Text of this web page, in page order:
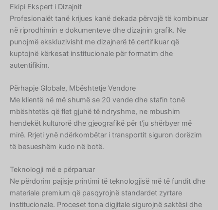
Ekipi Ekspert i Dizajnit
Profesionalët tanë krijues kanë dekada përvojë të kombinuar
në riprodhimin e dokumenteve dhe dizajnin grafik. Ne
punojmë ekskluzivisht me dizajnerë të certifikuar që
kuptojnë kërkesat institucionale për formatim dhe
autentifikim.
Përhapje Globale, Mbështetje Vendore
Me klientë në më shumë se 20 vende dhe stafin tonë
mbështetës që flet gjuhë të ndryshme, ne mbushim
hendekët kulturorë dhe gjeografikë për t'ju shërbyer më
mirë. Rrjeti ynë ndërkombëtar i transportit siguron dorëzim
të besueshëm kudo në botë.
Teknologji më e përparuar
Ne përdorim pajisje printimi të teknologjisë më të fundit dhe
materiale premium që pasqyrojnë standardet zyrtare
institucionale. Proceset tona digjitale sigurojnë saktësi dhe